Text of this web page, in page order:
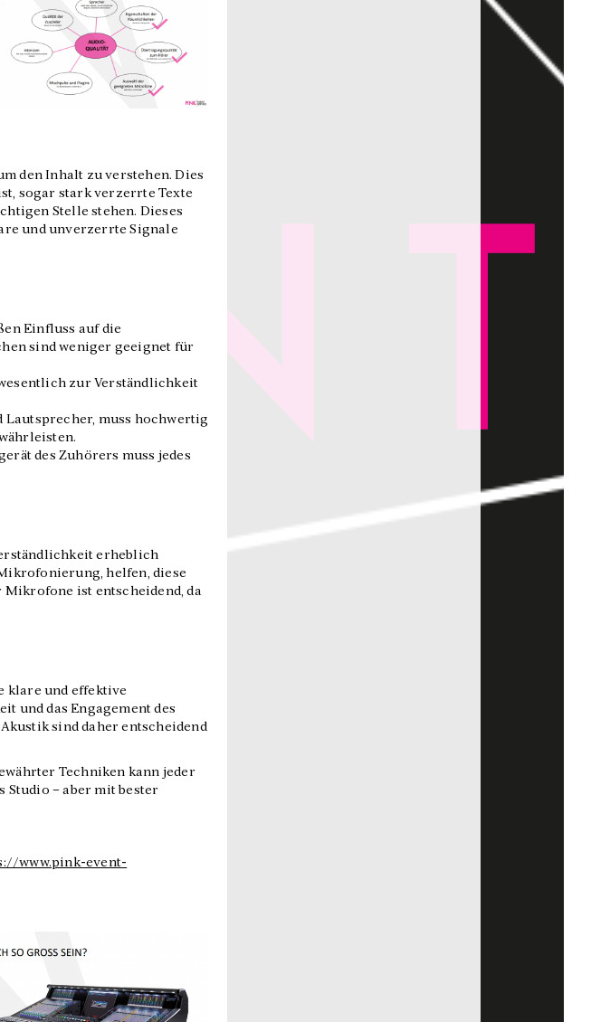
den Inhalt zu verstehen. Dies
sogar stark verzerrte Texte
Stelle stehen. Dieses
und unverzerrte Signale
Einfluss auf die
sind weniger geeignet für
zur Verständlichkeit
muss hochwertig
des Zuhörers muss jedes
erheblich
helfen, diese
ist entscheidend, da
klare und effektive
und das Engagement des
sind daher entscheidend
Techniken kann jeder
– aber mit bester
www.pink-event-